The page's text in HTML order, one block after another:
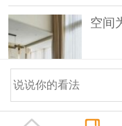
空间
© 2014-2025 中国